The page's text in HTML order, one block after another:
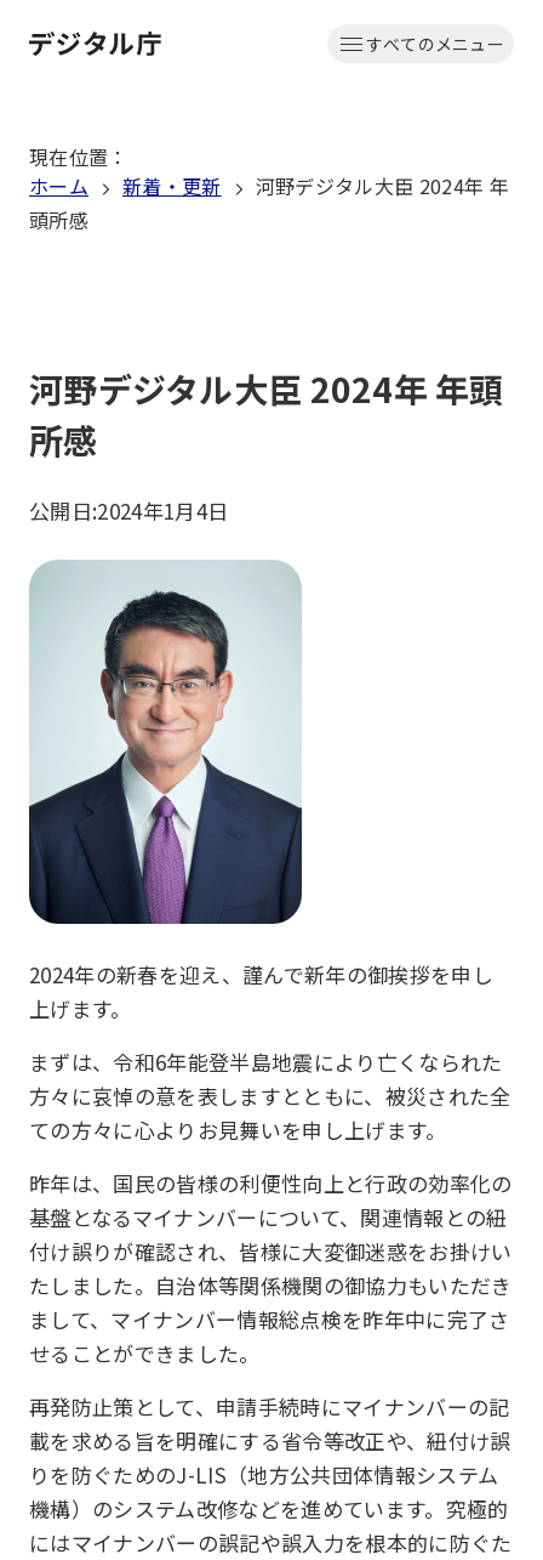
文
動
すべてのメニュー
現在位置 ：
ホーム
新着・更新
河野デジタル大臣 2024年 年
頭所感
河野デジタル大臣 2024年 年頭
所感
公開日:2024年1月4日
2024年の新春を迎え、謹んで新年の御挨拶を申し
上げます。
まずは、令和6年能登半島地震により亡くなられた
方々に哀悼の意を表しますとともに、被災された全
ての方々に心よりお見舞いを申し上げます。
昨年は、国民の皆様の利便性向上と行政の効率化の
基盤となるマイナンバーについて、関連情報との紐
付け誤りが確認され、皆様に大変御迷惑をお掛けい
たしました。自治体等関係機関の御協力もいただき
まして、マイナンバー情報総点検を昨年中に完了さ
せることができました。
再発防止策として、申請手続時にマイナンバーの記
載を求める旨を明確にする省令等改正や、紐付け誤
りを防ぐためのJ-LIS（地方公共団体情報システム
機構）のシステム改修などを進めています。究極的
にはマイナンバーの誤記や誤入力を根本的に防ぐた